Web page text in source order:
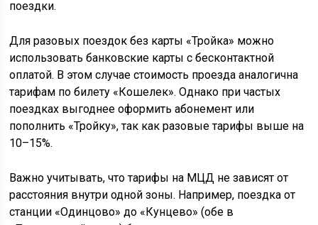
поездки.
Для разовых поездок без карты «Тройка» можно
использовать банковские карты с бесконтактной
оплатой. В этом случае стоимость проезда аналогична
тарифам по билету «Кошелек». Однако при частых
поездках выгоднее оформить абонемент или
пополнить «Тройку», так как разовые тарифы выше на
10–15%.
Важно учитывать, что тарифы на МЦД не зависят от
расстояния внутри одной зоны. Например, поездка от
станции «Одинцово» до «Кунцево» (обе в